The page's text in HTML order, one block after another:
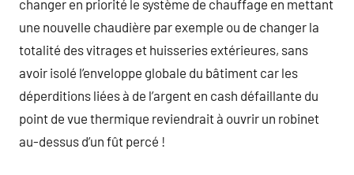
changer en priorité le système de chauffage en mettant
une nouvelle chaudière par exemple ou de changer la
totalité des vitrages et huisseries extérieures, sans
avoir isolé l’enveloppe globale du bâtiment car les
déperditions liées à de l’argent en cash défaillante du
point de vue thermique reviendrait à ouvrir un robinet
au-dessus d’un fût percé !